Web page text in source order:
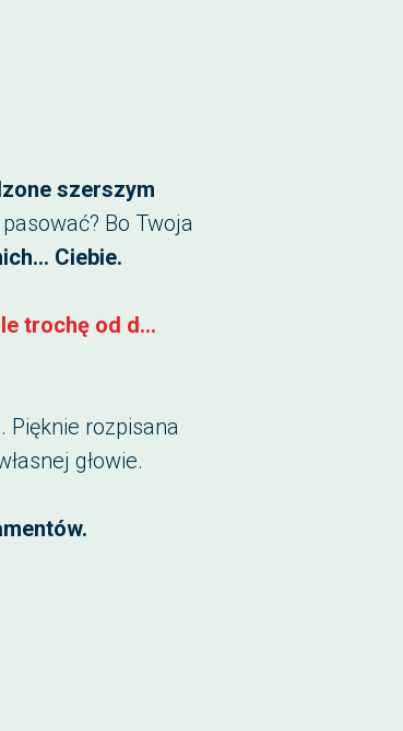
szerszym
Bo Twoja
Ciebie.
trochę od d...
Pięknie rozpisana
głowie.